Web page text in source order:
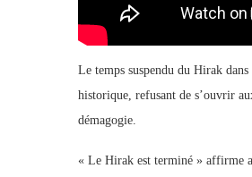
Le temps suspendu du Hirak
historique, refusant de s’ouvrir
démagogie.
« Le Hirak est terminé » affirme